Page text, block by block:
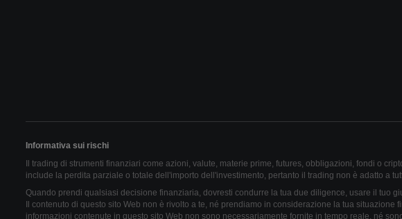
Informativa sui rischi
Il trading di strumenti finanziari come azioni, valute, materie prime, futures, obbligazioni, fondi o
include la perdita parziale o totale dell'importo dell'investimento, pertanto il trading non è adatto a
Quando prendi qualsiasi decisione finanziaria, dovresti condurre la tua due diligence, usare il tuo
Il contenuto di questo sito Web non è rivolto a te, né prendiamo in considerazione la tua situazione
informazioni contenute in questo sito Web non sono necessariamente fornite in tempo reale, né